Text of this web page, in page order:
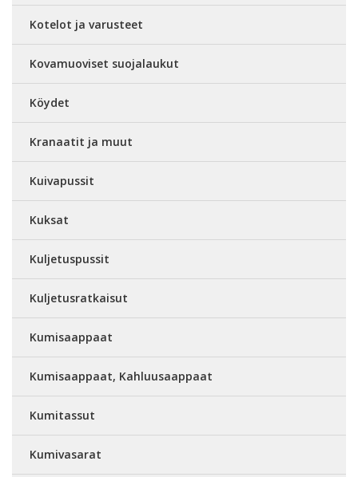
Kotelot ja varusteet
Kovamuoviset suojalaukut
Köydet
Kranaatit ja muut
Kuivapussit
Kuksat
Kuljetuspussit
Kuljetusratkaisut
Kumisaappaat
Kumisaappaat, Kahluusaappaat
Kumitassut
Kumivasarat